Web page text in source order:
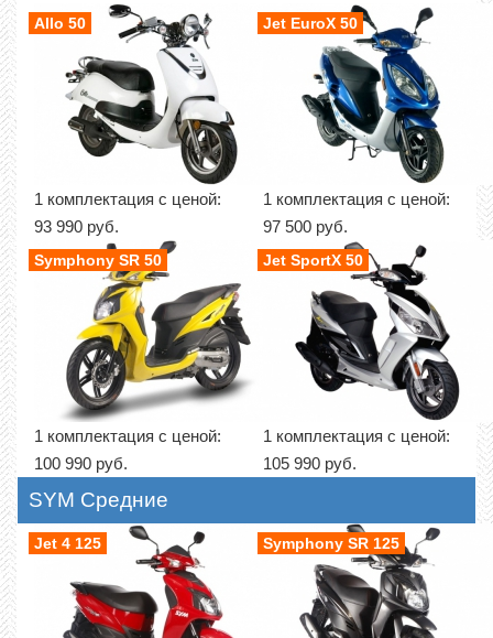
Allo 50
1 комплектация с ценой:
93 990 руб.
Jet EuroX 50
1 комплектация с ценой:
97 500 руб.
Symphony SR 50
1 комплектация с ценой:
100 990 руб.
Jet SportX 50
1 комплектация с ценой:
105 990 руб.
SYM Средние
Jet 4 125 Symphony SR 125